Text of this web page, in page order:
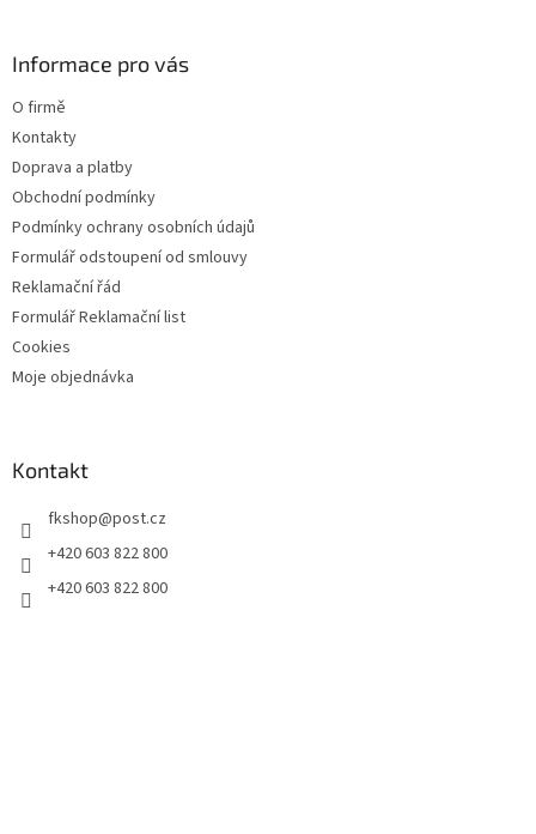
Informace pro vás
O firmě
Kontakty
Doprava a platby
Obchodní podmínky
Podmínky ochrany osobních údajů
Formulář odstoupení od smlouvy
Reklamační řád
Formulář Reklamační list
Cookies
Moje objednávka
Kontakt
fkshop@post.cz
+420 603 822 800
+420 603 822 800